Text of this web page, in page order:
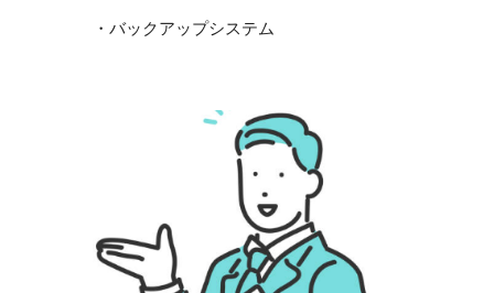
・バックアップシステム